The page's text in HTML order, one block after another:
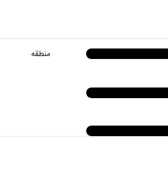
منطقه